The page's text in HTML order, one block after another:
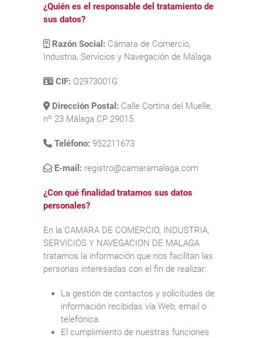
¿Quién es el responsable del tratamiento de
sus datos?
Razón Social: Cámara de Comercio,
Industria, Servicios y Navegación de Málaga
CIF: Q2973001G
Dirección Postal: Calle Cortina del Muelle,
nº 23 Málaga CP 29015
Teléfono: 952211673
E-mail: registro@camaramalaga.com
¿Con qué finalidad tratamos sus datos
personales?
En la CAMARA DE COMERCIO, INDUSTRIA,
SERVICIOS Y NAVEGACION DE MALAGA
tratamos la información que nos facilitan las
personas interesadas con el fin de realizar:
La gestión de contactos y solicitudes de
información recibidas vía Web, email o
telefónica.
El cumplimiento de nuestras funciones